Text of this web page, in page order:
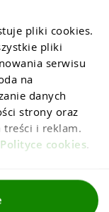
pliki cookies.
pliki
serwisu
na
danych
strony oraz
treści i reklam.
Polityce cookies.